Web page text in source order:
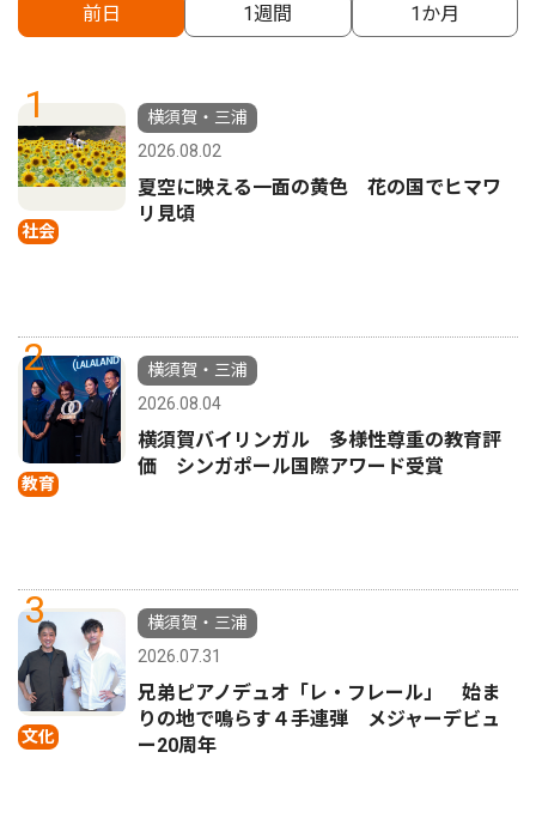
前日 1週間 1か月
1
社会
横須賀・三浦
2026.08.02
夏空に映える一面の黄色 花の国でヒマワ
リ見頃
2
教育
横須賀・三浦
2026.08.04
横須賀バイリンガル 多様性尊重の教育評
価 シンガポール国際アワード受賞
3
文化
横須賀・三浦
2026.07.31
兄弟ピアノデュオ「レ・フレール」 始ま
りの地で鳴らす４手連弾 メジャーデビュ
ー20周年